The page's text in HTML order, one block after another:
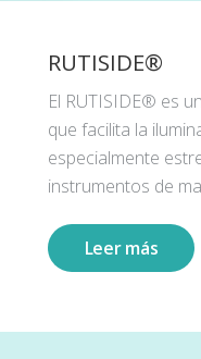
RUTISIDE®
El RUTISIDE® es
que facilita la
especialmente
instrumentos de
Leer más